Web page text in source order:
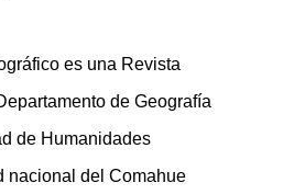
es una Revista
de Geografía
de Humanidades
nacional del Comahue